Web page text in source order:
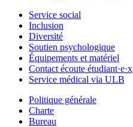
Service social
Inclusion
Diversité
Soutien psychologique
Équipements et matériel
Contact écoute étudiant·e·x
Service médical via ULB
Politique générale
Charte
Bureau